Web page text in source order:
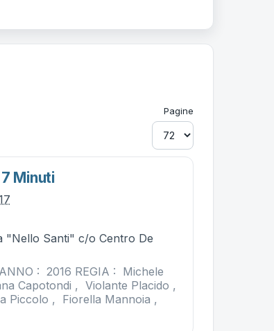
Pagine
Minuti
"Nello Santi" c/o Centro De
: 2016 REGIA : Michele
Capotondi , Violante Placido ,
Piccolo , Fiorella Mannoia ,